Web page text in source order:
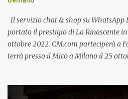
Il servizio chat & shop su WhatsApp
portato il prestigio di La Rinascente
ottobre 2022. CM.com parteciperà a
terrà presso il Mico a Milano il 25